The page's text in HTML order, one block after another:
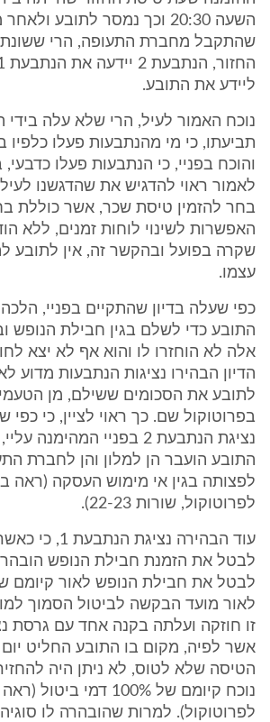
השעה 20:30 וכך נמסר לתובע
שהתקבל מחברת התעופה, הרי
ליידע את התובע.
נוכח האמור לעיל, הרי שלא עלה בידי
תביעתו, כי מי מהנתבעות פעלו כלפיו
והוכח בפניי, כי הנתבעות פעלו
לאמור ראוי להדגיש את שהדגשנו
בחר להזמין טיסת שכר, אשר כוללת
האפשרות לשינוי לוחות זמנים, ללא
שקרה בפועל ובהקשר זה, אין לתובע
עצמו.
כפי שעלה בדיון שהתקיים בפניי,
התובע כדי לשלם בגין חבילת הנופש
אלה לא הוחזרו לו והוא אף לא יצא
הדיון הבהירו נציגות הנתבעות מדוע
לתובע את הסכומים ששילם, מן
בפרוטוקול שם. כך ראוי לציין, כי
נציגת הנתבעת 2 בפניי
התובע הועבר הן למלון והן לחברת
לפרוטוקול, שורות 22-23).
עוד הבהירה
לבטל את הזמנת חבילת הנופש הובהר
לבטל את חבילת הנופש לאור קיומם
לאור מועד הבקשה לביטול הסמוך
אשר לפיה, מקום בו התובע החליט יום
הטיסה שלא לטוס, לא ניתן היה
לפרוטוקול). למרות שהובהרה לו